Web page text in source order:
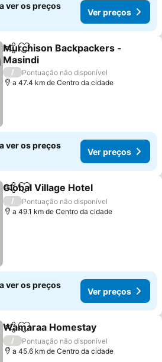
ver os preços
Ver preços
PartilharAdicionar aos favoritos
Murchison Backpackers -
Masindi
/
Pontuação não disponível
a 47.4 km de Centro da cidade
ver os preços
Ver preços
PartilharAdicionar aos favoritos
Global Village Hotel
/
Pontuação não disponível
a 49.1 km de Centro da cidade
ver os preços
Ver preços
PartilharAdicionar aos favoritos
Wamaraa Homestay
/
Pontuação não disponível
a 45.6 km de Centro da cidade